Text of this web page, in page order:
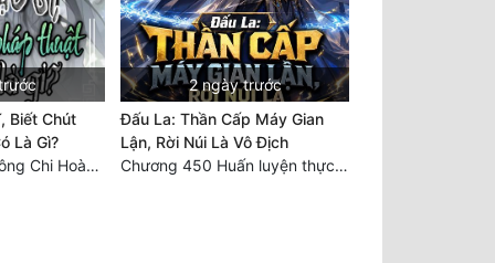
Biết Chút
Là Gì?
Chương 1030 Không Chi Hoàng Nguyên Đại Hư
2 ngày trước
Đấu La: Thần Cấp Máy Gian
Lận, Rời Núi Là Vô Địch
Chương 450 Huấn luyện thực chiến, Long Linh Cơ đối chiến bốn người Cổ Nguyệt và Vũ Lân!